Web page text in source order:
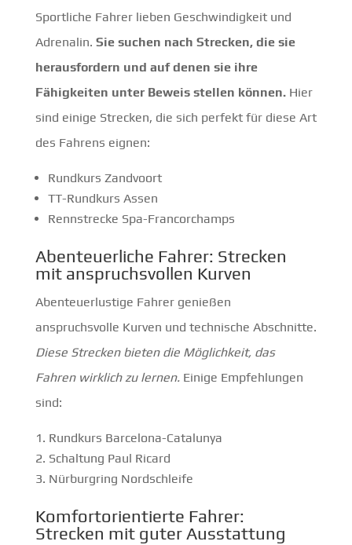
Sportliche Fahrer lieben Geschwindigkeit und
Adrenalin. Sie suchen nach Strecken, die sie
herausfordern und auf denen sie ihre
Fähigkeiten unter Beweis stellen können.Hier
sind einige Strecken, die sich perfekt für diese Art
des Fahrens eignen:
Rundkurs Zandvoort
TT-Rundkurs Assen
Rennstrecke Spa-Francorchamps
Abenteuerliche Fahrer: Strecken
mit anspruchsvollen Kurven
Abenteuerlustige Fahrer genießen
anspruchsvolle Kurven und technische Abschnitte.
Diese Strecken bieten die Möglichkeit, das
Fahren wirklich zu lernen.Einige Empfehlungen
sind:
Rundkurs Barcelona-Catalunya
Schaltung Paul Ricard
Nürburgring Nordschleife
Komfortorientierte Fahrer:
Strecken mit guter Ausstattung